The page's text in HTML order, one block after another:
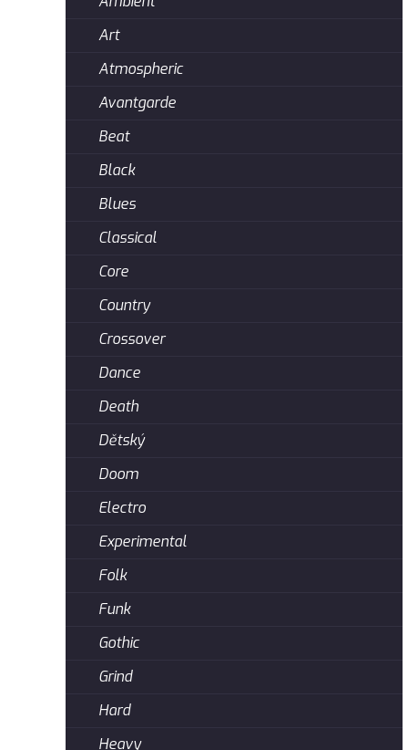
Art
Atmospheric
Avantgarde
Beat
Black
Blues
Classical
Core
Country
Crossover
Dance
Death
Dětský
Doom
Electro
Experimental
Folk
Funk
Gothic
Grind
Hard
Heavy